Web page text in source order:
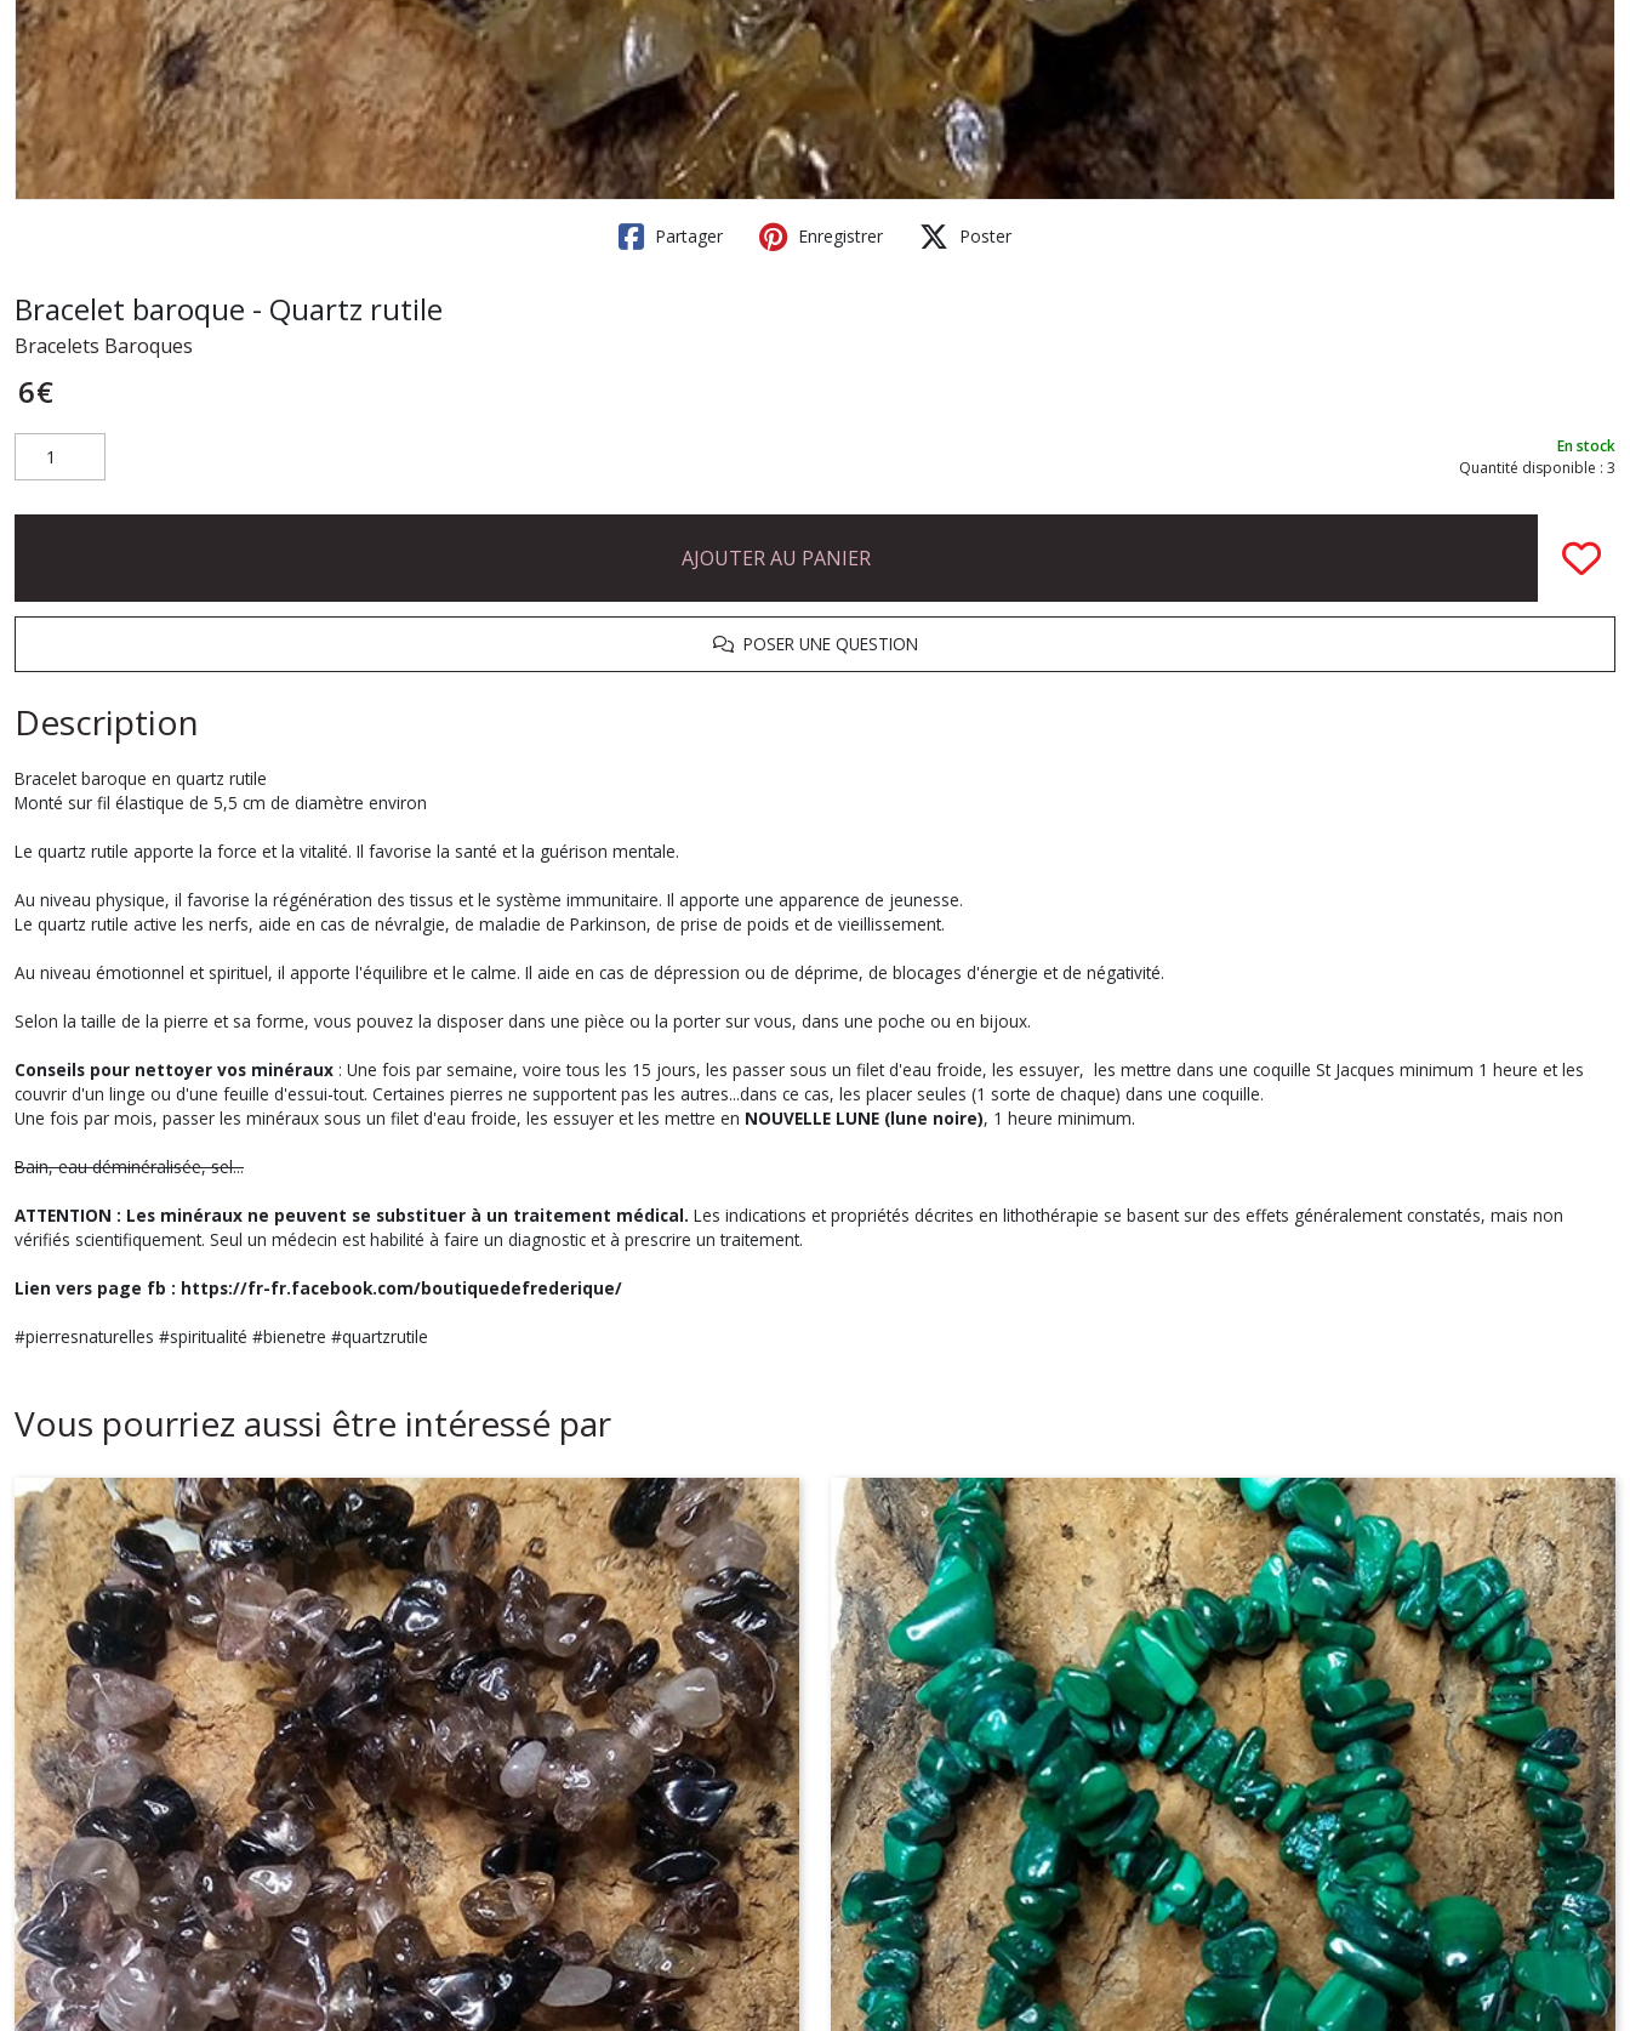
Partager Enregistrer Poster
Bracelet baroque - Quartz rutile
Bracelets Baroques
6€
En stock
Quantité disponible : 3
AJOUTER AU PANIER
POSER UNE QUESTION
Description
Bracelet baroque en quartz rutile
Monté sur fil élastique de 5,5 cm de diamètre environ
Le quartz rutile apporte la force et la vitalité. Il favorise la santé et la guérison mentale.
Au niveau physique, il favorise la régénération des tissus et le système immunitaire. Il apporte une apparence de jeunesse.
Le quartz rutile active les nerfs, aide en cas de névralgie, de maladie de Parkinson, de prise de poids et de vieillissement.
Au niveau émotionnel et spirituel, il apporte l'équilibre et le calme. Il aide en cas de dépression ou de déprime, de blocages d'énergie et de négativité.
Selon la taille de la pierre et sa forme, vous pouvez la disposer dans une pièce ou la porter sur vous, dans une poche ou en bijoux.
Conseils pour nettoyer vos minéraux : Une fois par semaine, voire tous les 15 jours, les passer sous un filet d'eau froide, les essuyer, les mettre dans une coquille St Jacques minimum 1 heure et les
couvrir d'un linge ou d'une feuille d'essui-tout. Certaines pierres ne supportent pas les autres...dans ce cas, les placer seules (1 sorte de chaque) dans une coquille.
Une fois par mois, passer les minéraux sous un filet d'eau froide, les essuyer et les mettre en NOUVELLE LUNE (lune noire), 1 heure minimum.
Bain, eau déminéralisée, sel...
ATTENTION : Les minéraux ne peuvent se substituer à un traitement médical. Les indications et propriétés décrites en lithothérapie se basent sur des effets généralement constatés, mais non
vérifiés scientifiquement. Seul un médecin est habilité à faire un diagnostic et à prescrire un traitement.
Lien vers page fb : https://fr-fr.facebook.com/boutiquedefrederique/
#pierresnaturelles #spiritualité #bienetre #quartzrutile
Vous pourriez aussi être intéressé par